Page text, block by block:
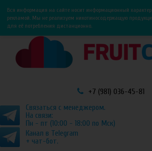
Вся информация на сайте носит информационный характер
рекламой. Мы не реализуем никотиносодержащую
для её потребления дистанционно.
+7 (981) 036-45-81
Связаться с менеджером.
На связи:
Пн - пт (10:00 - 18:00 по Мск)
Канал в Telegram
+ чат-бот.